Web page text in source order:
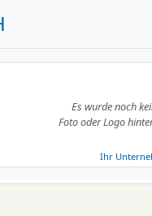
Es wurde noch
Foto oder Logo
Ihr